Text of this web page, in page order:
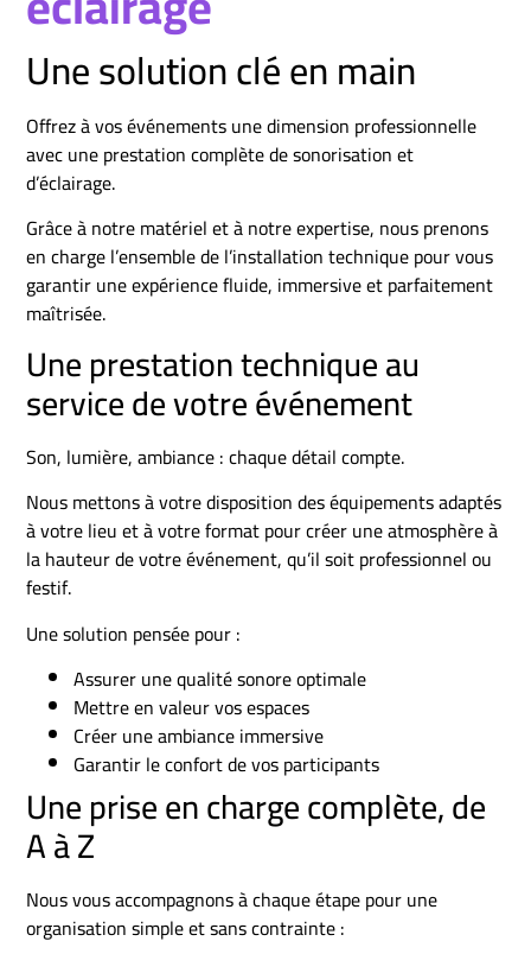
Une solution clé en main
Offrez à vos événements une dimension professionnelle
avec une prestation complète de sonorisation et
d’éclairage.
Grâce à notre matériel et à notre expertise, nous prenons
en charge l’ensemble de l’installation technique pour vous
garantir une expérience fluide, immersive et parfaitement
maîtrisée.
Une prestation technique au
service de votre événement
Son, lumière, ambiance : chaque détail compte.
Nous mettons à votre disposition des équipements adaptés
à votre lieu et à votre format pour créer une atmosphère à
la hauteur de votre événement, qu’il soit professionnel ou
festif.
Une solution pensée pour :
Assurer une qualité sonore optimale
Mettre en valeur vos espaces
Créer une ambiance immersive
Garantir le confort de vos participants
Une prise en charge complète, de
A à Z
Nous vous accompagnons à chaque étape pour une
organisation simple et sans contrainte :